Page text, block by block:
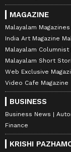
MAGAZINE
Malayalam Magazines
India Art Magazine
Malayalam Columnist
Malayalam Short
Web Exclusive
Video Cafe Magazine
BUSINESS
Business News
Finance
KRISHI